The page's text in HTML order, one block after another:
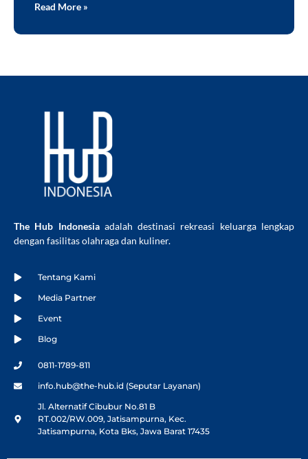
Read More »
The Hub Indonesiaadalah destinasi rekreasi keluarga lengkap
dengan fasilitas olahraga dan kuliner.
Tentang Kami
Media Partner
Event
Blog
0811-1789-811
info.hub@the-hub.id (Seputar Layanan)
Jl. Alternatif Cibubur No.81 B
RT.002/RW.009, Jatisampurna, Kec.
Jatisampurna, Kota Bks, Jawa Barat 17435